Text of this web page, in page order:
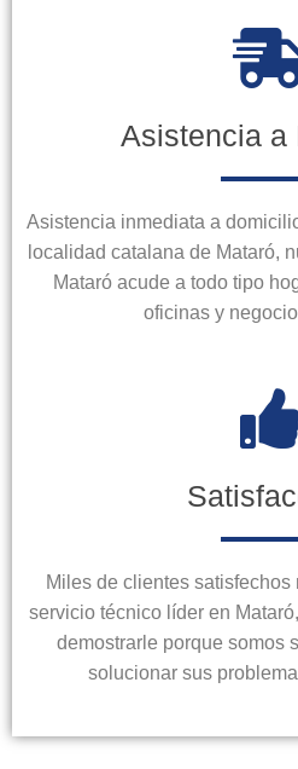
Asistencia a
Asistencia inmediata a
localidad catalana de Mataró,
Mataró acude a todo tipo
oficinas y
Miles de clientes
servicio técnico líder en
demostrarle porque somos
solucionar sus